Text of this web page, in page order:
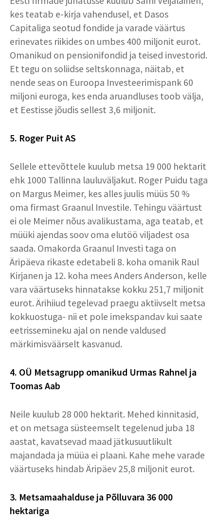
kes teatab e-kirja vahendusel, et Dasos
Capitaliga seotud fondide ja varade väärtus
erinevates riikides on umbes 400 miljonit eurot.
Omanikud on pensionifondid ja teised investorid.
Et tegu on soliidse seltskonnaga, näitab, et
nende seas on Euroopa Investeerimispank 60
miljoni euroga, kes enda aruandluses toob välja,
et Eestisse jõudis sellest 3,6 miljonit.
5. Roger Puit AS
Sellele ettevõttele kuulub metsa 19 000 hektarit
ehk 1000 Tallinna lauluväljakut. Roger Puidu taga
on Margus Meimer, kes alles juulis müüs 50 %
oma firmast Graanul Investile. Tehingu väärtust
ei ole Meimer nõus avalikustama, aga teatab, et
müüki ajendas soov oma elutöö viljadest osa
saada. Omakorda Graanul Investi taga on
Äripäeva rikaste edetabeli 8. koha omanik Raul
Kirjanen ja 12. koha mees Anders Anderson, kelle
vara väärtuseks hinnatakse kokku 251,7 miljonit
eurot. Ärihiiud tegelevad praegu aktiivselt metsa
kokkuostuga- nii et pole imekspandav kui saate
eetrissemineku ajal on nende valdused
märkimisväärselt kasvanud.
4. OÜ Metsagrupp omanikud Urmas Rahnel ja
Toomas Aab
Neile kuulub 28 000 hektarit. Mehed kinnitasid,
et on metsaga süsteemselt tegelenud juba 18
aastat, kavatsevad maad jätkusuutlikult
majandada ja müüa ei plaani. Kahe mehe varade
väärtuseks hindab Äripäev 25,8 miljonit eurot.
3. Metsamaahalduse ja Põlluvara 36 000
hektariga